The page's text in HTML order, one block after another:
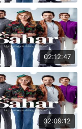
02:12:47
02:09:12